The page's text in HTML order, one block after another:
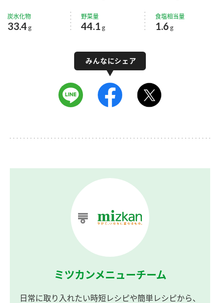
炭水化物
33.4 g
野菜量
44.1 g
食塩相当量
1.6 g
ミツカンメニューチーム
日常に取り入れたい時短レシピや簡単レシピから、